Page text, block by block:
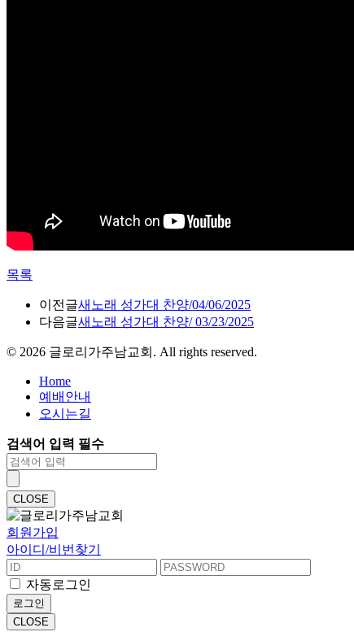
목록
이전글새노래 성가대 찬양/04/06/2025
다음글새노래 성가대 찬양/ 03/23/2025
© 2026 글로리가주남교회. All rights reserved.
Home
예배안내
오시는길
검색어 입력 필수
CLOSE
회원가입
아이디/비번찾기
자동로그인
로그인
CLOSE